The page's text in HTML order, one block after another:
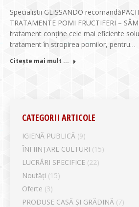
Specialiștii GLISSANDO
TRATAMENTE POMI FRUCTIFERI –
tratament conține cele mai eficiente
tratament în stropirea pomilor, pentru…
Citește mai mult ...
CATEGORII ARTICOLE
IGIENĂ PUBLICĂ (9)
ÎNFIINȚARE CULTURI (15)
LUCRĂRI SPECIFICE (22)
Noutăți (15)
Oferte (3)
PRODUSE CASĂ ȘI GRĂDINĂ (7)